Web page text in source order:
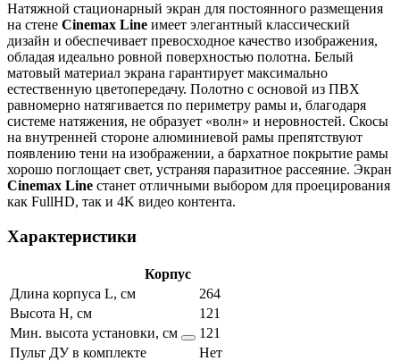
Натяжной стационарный экран для постоянного размещения
на стене Cinemax Line имеет элегантный классический
дизайн и обеспечивает превосходное качество изображения,
обладая идеально ровной поверхностью полотна. Белый
матовый материал экрана гарантирует максимально
естественную цветопередачу. Полотно с основой из ПВХ
равномерно натягивается по периметру рамы и, благодаря
системе натяжения, не образует «волн» и неровностей. Скосы
на внутренней стороне алюминиевой рамы препятствуют
появлению тени на изображении, а бархатное покрытие рамы
хорошо поглощает свет, устраняя паразитное рассеяние. Экран
Cinemax Line станет отличными выбором для проецирования
как FullHD, так и 4K видео контента.
Характеристики
Корпус
Длина корпуса L, см
264
Высота H, см
121
Мин. высота установки, см
121
Пульт ДУ в комплекте
Нет